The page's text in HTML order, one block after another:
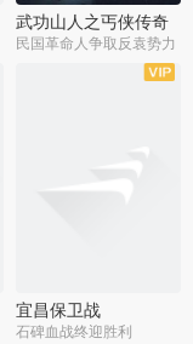
武功山人之丐侠传奇
民国革命人争取反袁势力
宜昌保卫战
石碑血战终迎胜利